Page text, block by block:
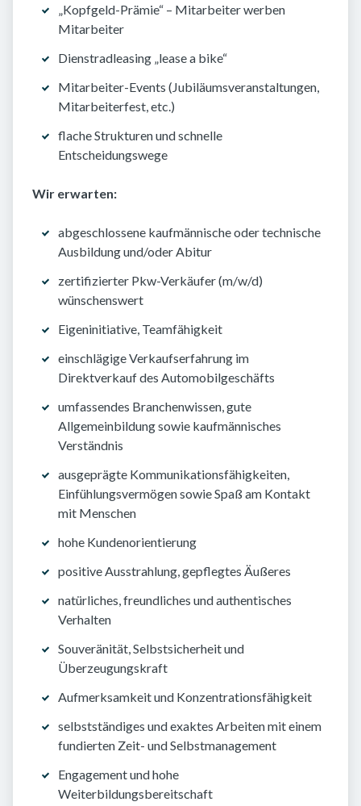
„Kopfgeld-Prämie“ – Mitarbeiter werben
Mitarbeiter
Dienstradleasing „lease a bike“
Mitarbeiter-Events (Jubiläumsveranstaltungen,
Mitarbeiterfest, etc.)
flache Strukturen und schnelle
Entscheidungswege
Wir erwarten:
abgeschlossene kaufmännische oder technische
Ausbildung und/oder Abitur
zertifizierter Pkw-Verkäufer (m/w/d)
wünschenswert
Eigeninitiative, Teamfähigkeit
einschlägige Verkaufserfahrung im
Direktverkauf des Automobilgeschäfts
umfassendes Branchenwissen, gute
Allgemeinbildung sowie kaufmännisches
Verständnis
ausgeprägte Kommunikationsfähigkeiten,
Einfühlungsvermögen sowie Spaß am Kontakt
mit Menschen
hohe Kundenorientierung
positive Ausstrahlung, gepflegtes Äußeres
natürliches, freundliches und authentisches
Verhalten
Souveränität, Selbstsicherheit und
Überzeugungskraft
Aufmerksamkeit und Konzentrationsfähigkeit
selbstständiges und exaktes Arbeiten mit einem
fundierten Zeit- und Selbstmanagement
Engagement und hohe
Weiterbildungsbereitschaft